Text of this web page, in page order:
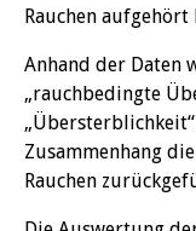
Rauchen aufgehört
Anhand der Daten
„rauchbedingte
Zusammenhang
Rauchen